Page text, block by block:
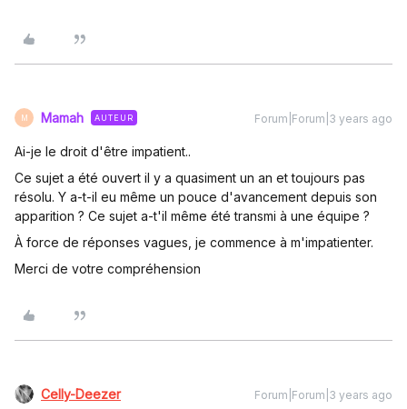
M Mamah AUTEUR Forum|Forum|3 years ago
Ai-je le droit d'être impatient..
Ce sujet a été ouvert il y a quasiment un an et toujours pas
résolu. Y a-t-il eu même un pouce d'avancement depuis son
apparition ? Ce sujet a-t'il même été transmi à une équipe ?
À force de réponses vagues, je commence à m'impatienter.
Merci de votre compréhension
Celly-Deezer Forum|Forum|3 years ago